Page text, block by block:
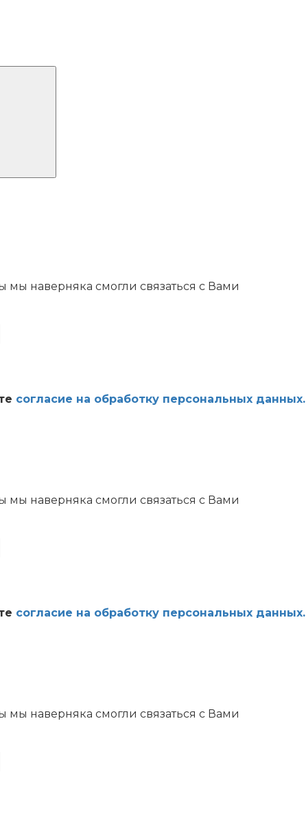
мы наверняка смогли связаться с Вами
согласие на обработку персональных данных.
мы наверняка смогли связаться с Вами
согласие на обработку персональных данных.
мы наверняка смогли связаться с Вами